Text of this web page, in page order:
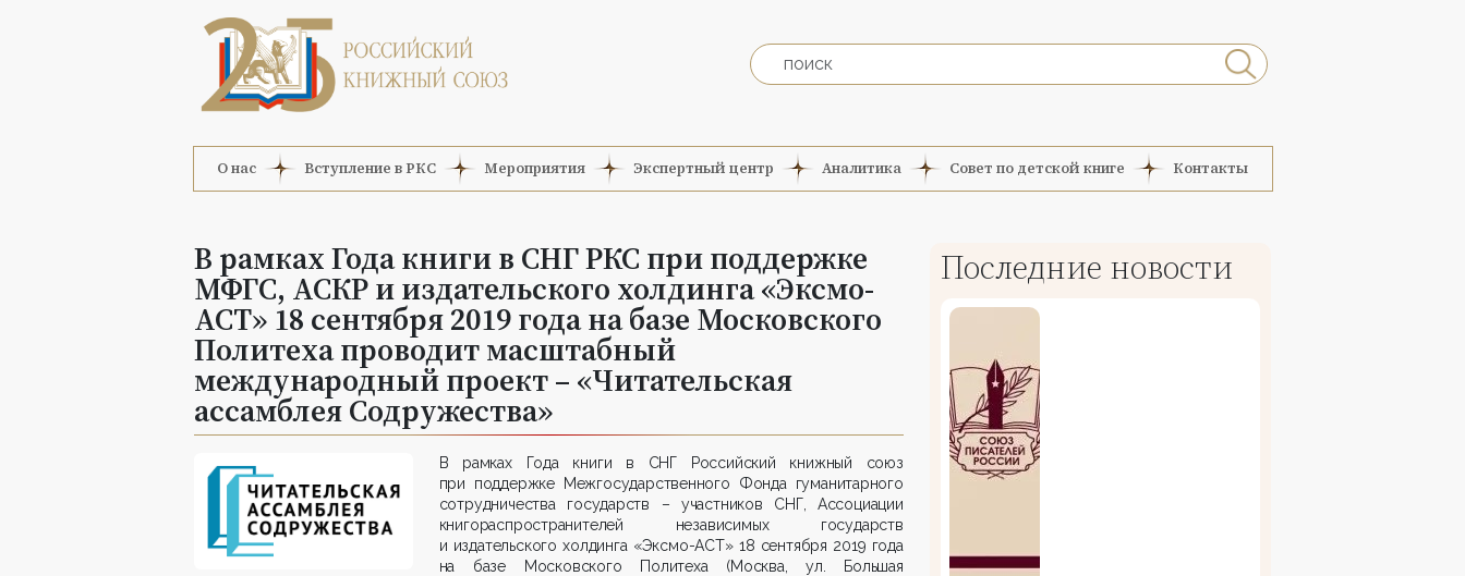
О нас Вступление в РКС Мероприятия Экспертный центр Аналитика Совет по детской книге Контакты
В рамках Года книги в СНГ РКС при поддержке
МФГС, АСКР и издательского холдинга «Эксмо-
АСТ» 18 сентября 2019 года на базе Московского
Политеха проводит масштабный
международный проект – «Читательская
ассамблея Содружества»
В рамках Года книги в СНГ Российский книжный союз
при поддержке Межгосударственного Фонда гуманитарного
сотрудничества государств – участников СНГ, Ассоциации
книгораспространителей независимых государств
и издательского холдинга «Эксмо-АСТ» 18 сентября 2019 года
на базе Московского Политеха (Москва, ул. Большая
Последние новости